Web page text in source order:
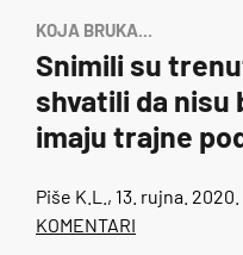
Sexy
KOJA BRUKA...
Snimili su
shvatili da nisu
imaju trajne
Piše K.L. , 13. rujna. 2020.
KOMENTARI